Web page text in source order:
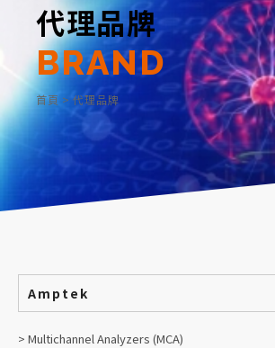
代理品牌
BRAND
首頁 > 代理品牌
Amptek
> Multichannel Analyzers (MCA)